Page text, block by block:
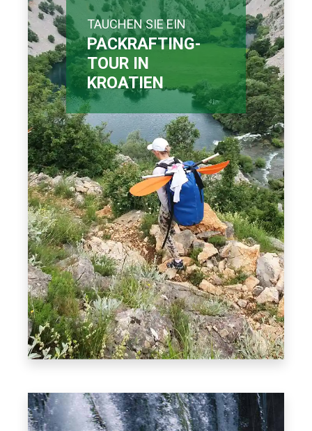
TAUCHEN SIE EIN
PACKRAFTING-
TOUR IN
KROATIEN